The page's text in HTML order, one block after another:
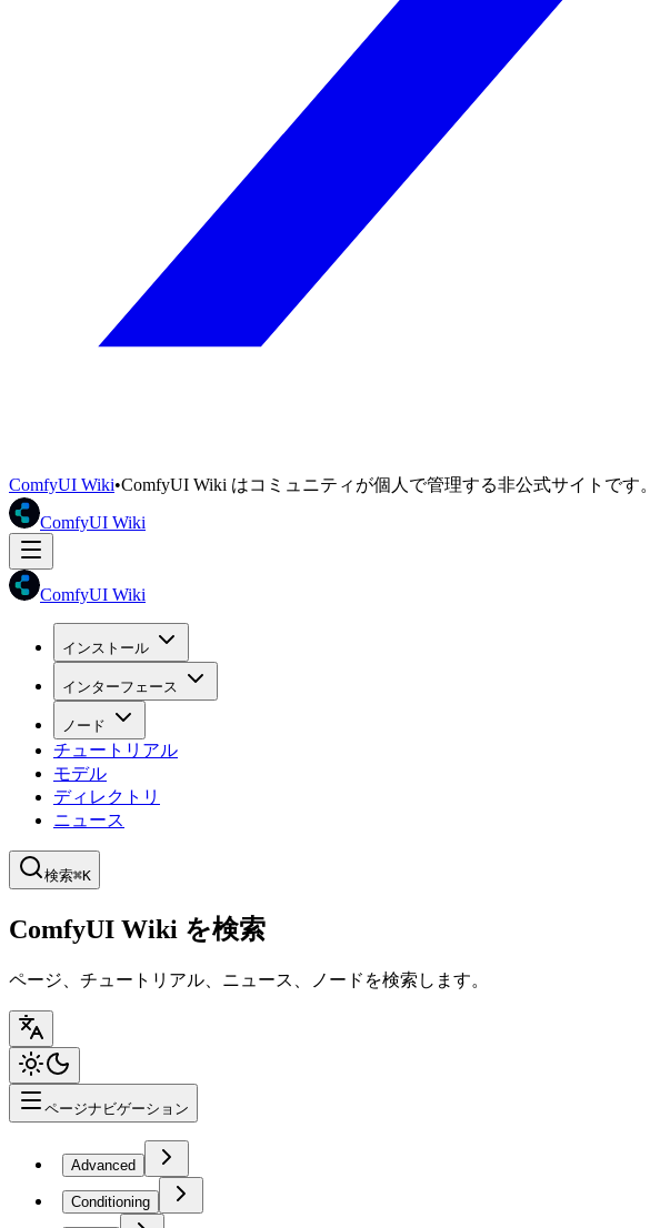
ComfyUI Wiki•ComfyUI Wiki はコミュニティが個人で管理する非公式サイトです。
ComfyUI Wiki
ComfyUI Wiki
インストール
インターフェース
ノード
チュートリアル
モデル
ディレクトリ
ニュース
検索⌘K
ComfyUI Wiki を検索
ページ、チュートリアル、ニュース、ノードを検索します。
ページナビゲーション
Advanced
Conditioning